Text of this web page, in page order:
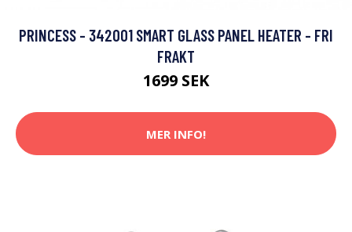
PRINCESS - 342001 SMART GLASS PANEL HEATER - FRI
FRAKT
1699 SEK
MER INFO!